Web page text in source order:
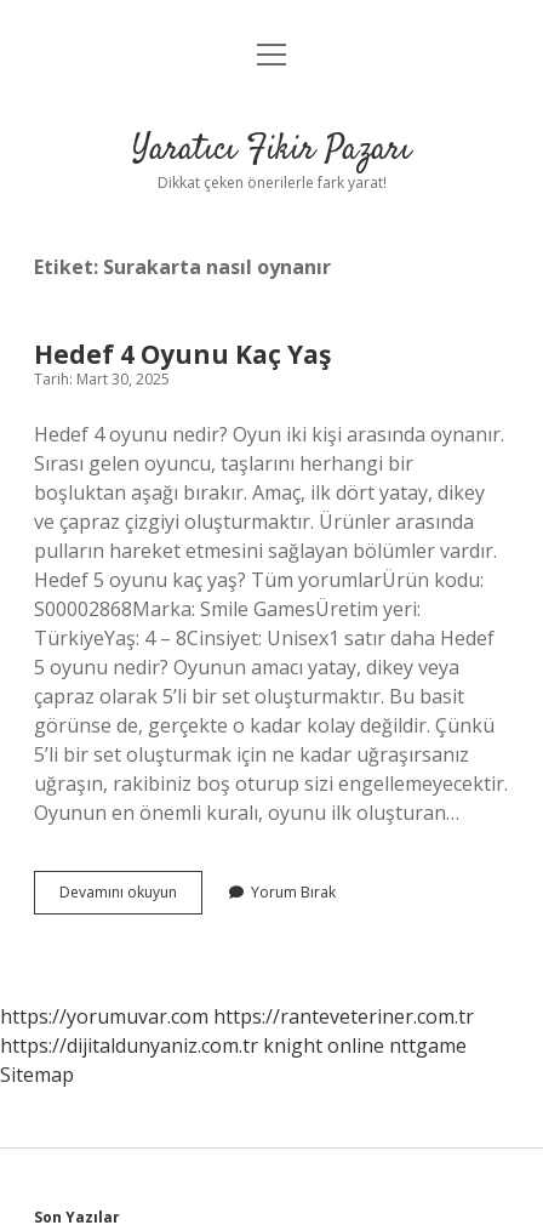
Anasayfa
Yasal Uyarı
menüyü
Yaratıcı Fikir Pazarı
Dikkat çeken önerilerle fark yarat!
Etiket: Surakarta nasıl oynanır
Hedef 4 Oyunu Kaç Yaş
Tarih: Mart 30, 2025
Hedef 4 oyunu nedir? Oyun iki kişi arasında oynanır.
Sırası gelen oyuncu, taşlarını herhangi bir
boşluktan aşağı bırakır. Amaç, ilk dört yatay, dikey
ve çapraz çizgiyi oluşturmaktır. Ürünler arasında
pulların hareket etmesini sağlayan bölümler vardır.
Hedef 5 oyunu kaç yaş? Tüm yorumlarÜrün kodu:
S00002868Marka: Smile GamesÜretim yeri:
TürkiyeYaş: 4 – 8Cinsiyet: Unisex1 satır daha Hedef
5 oyunu nedir? Oyunun amacı yatay, dikey veya
çapraz olarak 5’li bir set oluşturmaktır. Bu basit
görünse de, gerçekte o kadar kolay değildir. Çünkü
5’li bir set oluşturmak için ne kadar uğraşırsanız
uğraşın, rakibiniz boş oturup sizi engellemeyecektir.
Oyunun en önemli kuralı, oyunu ilk oluşturan…
Devamını okuyun
4
Yorum Bırak
https://yorumuvar.com https://ranteveteriner.com.tr
https://dijitaldunyaniz.com.tr knight online nttgame
Sitemap
Son Yazılar